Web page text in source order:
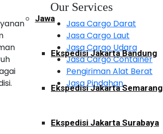
Jawa
Ekspedisi Jakarta Bandung
Ekspedisi Jakarta Semarang
Ekspedisi Jakarta Surabaya
Our Services
Jasa Cargo Darat
Jasa Cargo Laut
Jasa Cargo Udara
Jasa Cargo Container
Pengiriman Alat Berat
Jasa Pindahan